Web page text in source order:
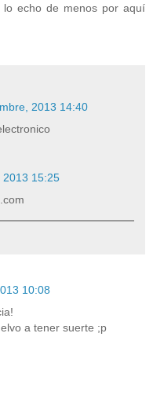
echo de menos por aquí
2013 14:40
2013 15:25
10:08
a tener suerte ;p